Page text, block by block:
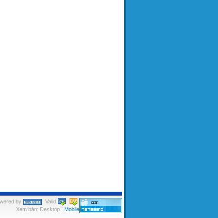
by
Valid
Xem bản: Desktop | Mobile